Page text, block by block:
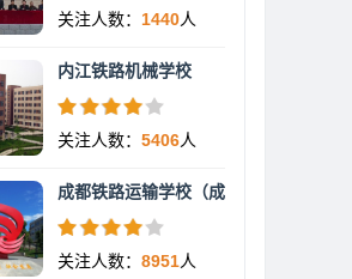
关注人数： 1440人
内江铁路机械学校
关注人数： 5406人
成都铁路运输学校（成
关注人数： 8951人